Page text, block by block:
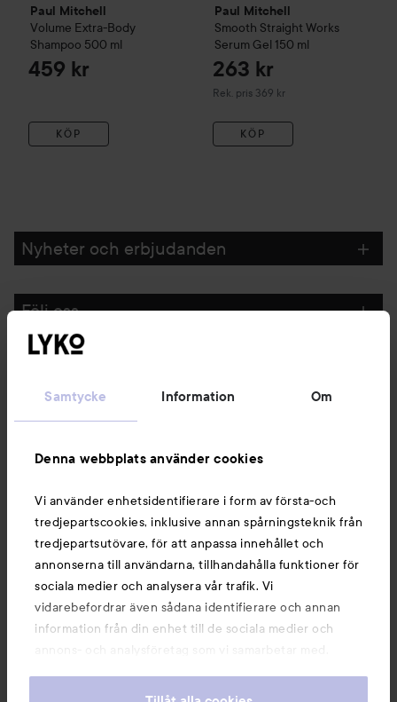
Samtycke Information Om
Denna webbplats använder cookies
Vi använder enhetsidentifierare i form av första-och
tredjepartscookies, inklusive annan spårningsteknik från
tredjepartsutövare, för att anpassa innehållet och
annonserna till användarna, tillhandahålla funktioner för
sociala medier och analysera vår trafik. Vi
vidarebefordrar även sådana identifierare och annan
information från din enhet till de sociala medier och
annons- och analysföretag som vi samarbetar med.
information som du har tillhandahållit eller som de har
Paul Mitchell
Volume Extra-Body
Shampoo 500 ml
459 kr
KÖP
Paul Mitchell
Smooth Straight Works
Serum Gel 150 ml
263 kr
Rek. pris 369 kr
Rekommenderat pris 369 kr
KÖP
Nyheter och erbjudanden
Följ oss
Du kanske också gillar